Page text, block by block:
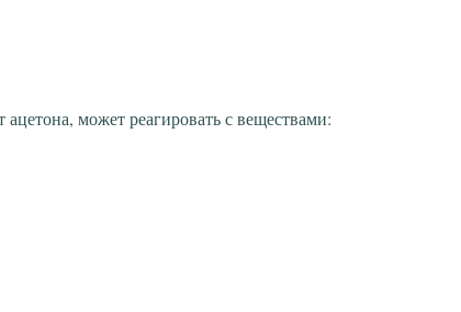
ацетона, может реагировать с веществами: